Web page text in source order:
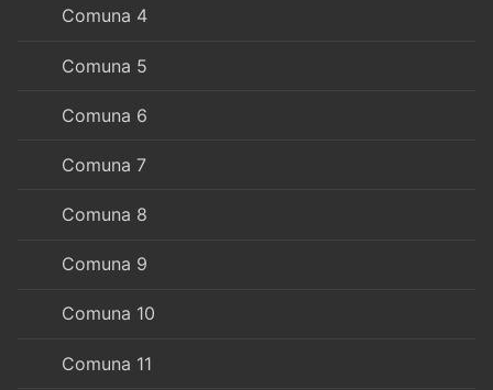
Comuna 4
Comuna 5
Comuna 6
Comuna 7
Comuna 8
Comuna 9
Comuna 10
Comuna 11